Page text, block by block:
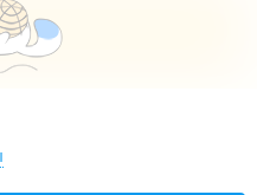
79/1 стр. 3